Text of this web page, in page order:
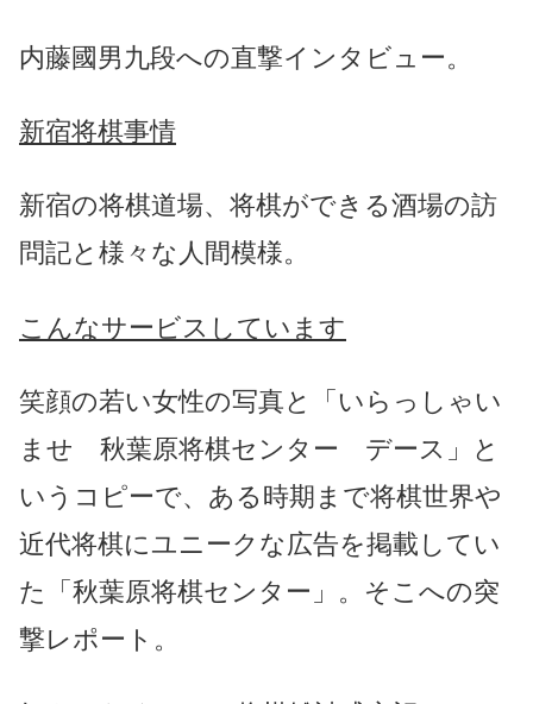
内藤國男九段への直撃インタビュー。
新宿将棋事情
新宿の将棋道場、将棋ができる酒場の訪
問記と様々な人間模様。
こんなサービスしています
笑顔の若い女性の写真と「いらっしゃい
ませ 秋葉原将棋センター デース」と
いうコピーで、ある時期まで将棋世界や
近代将棋にユニークな広告を掲載してい
た「秋葉原将棋センター」。そこへの突
撃レポート。